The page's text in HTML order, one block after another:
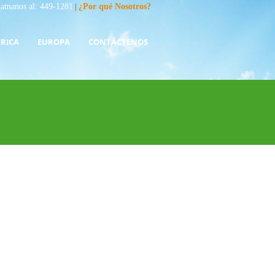
al: 449-1281 | ¿Por qué Nosotros?
EUROPA CONTÁCTENOS